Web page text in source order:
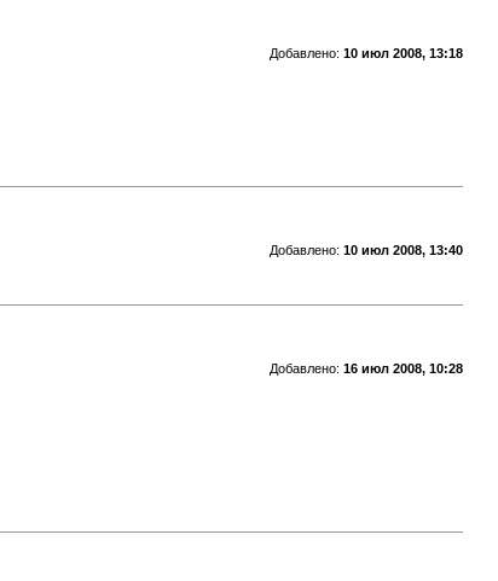
Добавлено: 10 июл 2008, 13:18
Добавлено: 10 июл 2008, 13:40
Добавлено: 16 июл 2008, 10:28